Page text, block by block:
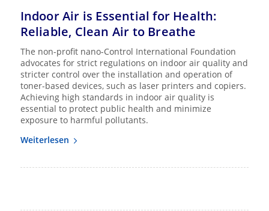
Indoor Air is Essential for Health:
Reliable, Clean Air to Breathe
The non-profit nano-Control International Foundation
advocates for strict regulations on indoor air quality and
stricter control over the installation and operation of
toner-based devices, such as laser printers and copiers.
Achieving high standards in indoor air quality is
essential to protect public health and minimize
exposure to harmful pollutants.
Weiterlesen